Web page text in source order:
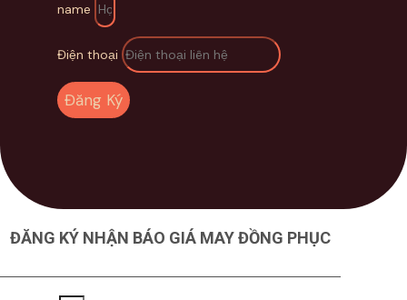
name
Điện thoại
Đăng Ký
ĐĂNG KÝ NHẬN BÁO GIÁ MAY ĐỒNG PHỤC